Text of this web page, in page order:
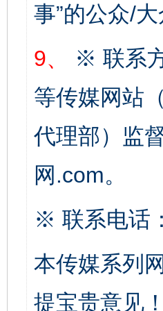
事”的公众/
9、
※ 联系
等传媒网站
代理部）监
网.com。
※ 联系电话
本传媒系列
提宝贵意见
千年窑火 生生不息